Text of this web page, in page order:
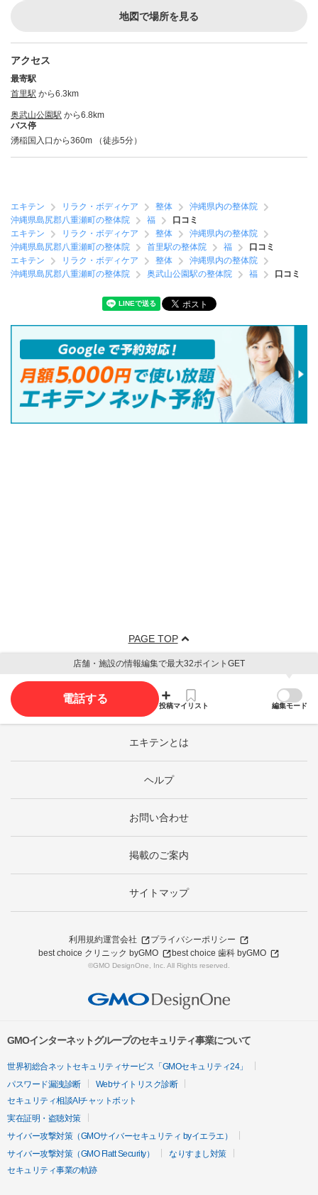
地図で場所を見る
アクセス
最寄駅
首里駅 から6.3km
奥武山公園駅 から6.8km
バス停
湧稲国入口から360m （徒歩5分）
エキテン リラク・ボディケア 整体
沖縄県内の整体院
沖縄県島尻郡八重瀬町の整体院
福
口コミ
エキテン
リラク・ボディケア 整体
沖縄県内の整体院
沖縄県島尻郡八重瀬町の整体院
首里駅の整体院 福
口コミ
エキテン
リラク・ボディケア 整体
沖縄県内の整体院
沖縄県島尻郡八重瀬町の整体院
奥武山公園駅の整体院 福 口コミ
PAGE TOP
店舗・施設の情報編集で最大32ポイントGET
電話する
投稿マイリスト 編集モード
エキテンとは
ヘルプ
お問い合わせ
掲載のご案内
サイトマップ
利用規約運営会社
プライバシーポリシー
best choice クリニック byGMO
best choice 歯科 byGMO
©GMO DesignOne, Inc. All Rights reserved.
GMOインターネットグループのセキュリティ事業について
世界初総合ネットセキュリティサービス「GMOセキュリティ24」
パスワード漏洩診断
Webサイトリスク診断
セキュリティ相談AIチャットボット
実在証明・盗聴対策
サイバー攻撃対策（GMOサイバーセキュリティ byイエラエ）
サイバー攻撃対策（GMO Flatt Security）
なりすまし対策
セキュリティ事業の軌跡